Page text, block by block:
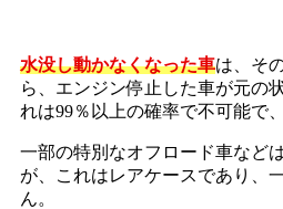
水没し動かなくなった車は、そ
ら、エンジン停止した車が元の
れは99％以上の確率で不可能で、
一部の特別なオフロード車など
が、これはレアケースであり、
ん。